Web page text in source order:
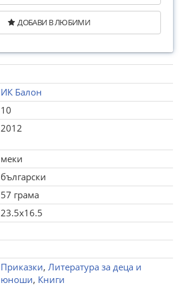
ДОБАВИ В ЛЮБИМИ
ИК Балон
10
2012
меки
български
57 грама
23.5x16.5
Приказки, Литература за деца и
юноши, Книги